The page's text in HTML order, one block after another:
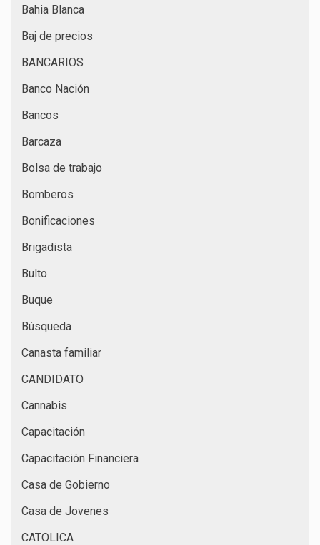
Bahia Blanca
Baj de precios
BANCARIOS
Banco Nación
Bancos
Barcaza
Bolsa de trabajo
Bomberos
Bonificaciones
Brigadista
Bulto
Buque
Búsqueda
Canasta familiar
CANDIDATO
Cannabis
Capacitación
Capacitación Financiera
Casa de Gobierno
Casa de Jovenes
CATOLICA